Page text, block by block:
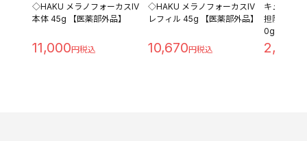
◇HAKU メラノフォーカスIV
本体 45g 【医薬部外品】
11,000
◇HAKU メラノフォーカスIV
レフィル 45g 【医薬部外品】
10,670
キュレル
担防止ベ
0g
2,280